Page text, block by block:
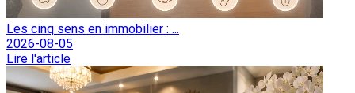
Les cinq sens en immobilier : ...
2026-08-05
Lire l'article